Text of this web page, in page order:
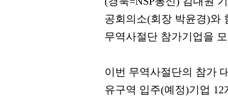
공회의소(회장 박윤경)와
무역사절단 참가기업을
이번 무역사절단의 참가
유구역 입주(예정)기업